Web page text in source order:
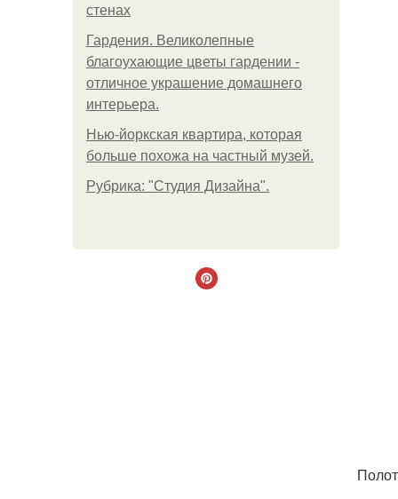
стенах
Гардения. Великолепные
благоухающие цветы гардении -
отличное украшение домашнего
интерьера.
Нью-йоркская квартира, которая
больше похожа на частный музей.
Рубрика: "Студия Дизайна".